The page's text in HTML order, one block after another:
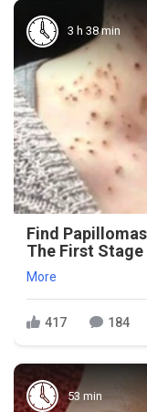
3 h 38 min
Find
The First Stage
More
417 184
53 min